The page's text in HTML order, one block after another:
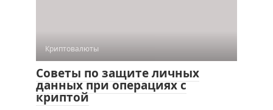
Криптовалюты
Советы по защите личных
данных при операциях с
криптой